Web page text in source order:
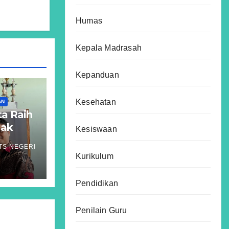
Raih
NEGERI
Humas
Kepala Madrasah
Kepanduan
Kesehatan
Kesiswaan
Kurikulum
Pendidikan
Penilain Guru